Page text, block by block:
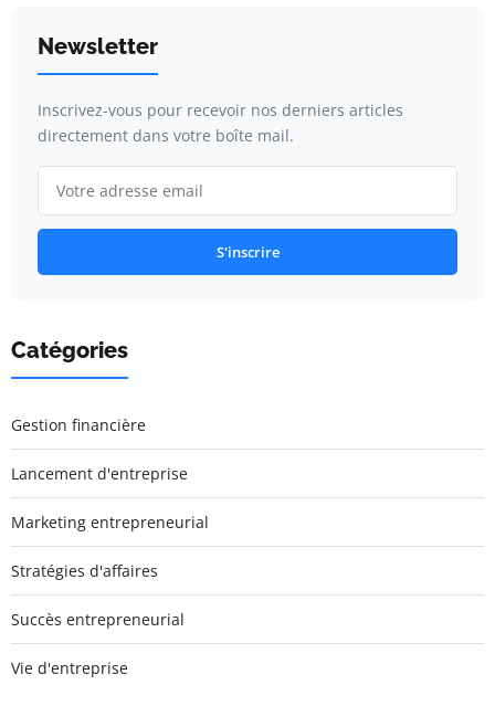
Newsletter
Inscrivez-vous pour recevoir nos derniers articles
directement dans votre boîte mail.
S'inscrire
Catégories
Gestion financière
Lancement d'entreprise
Marketing entrepreneurial
Stratégies d'affaires
Succès entrepreneurial
Vie d'entreprise